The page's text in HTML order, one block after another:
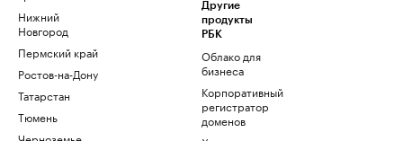
Нижний
Новгород
Пермский край
Ростов-на-Дону
Татарстан
Тюмень
Другие
продукты
РБК
Облако для
бизнеса
Корпоративный
регистратор
доменов